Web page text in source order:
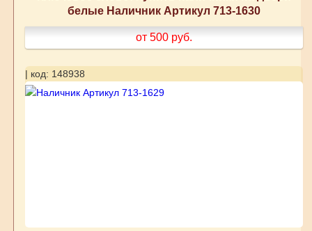
белые Наличник Артикул 713-1630
от 500 руб.
| код: 148938